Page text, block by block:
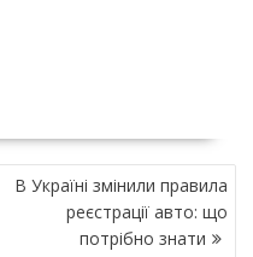
В Україні змінили правила
реєстрації авто: що
потрібно знати